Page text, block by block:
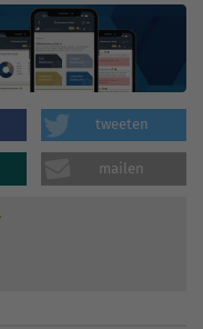
tweeten
mailen